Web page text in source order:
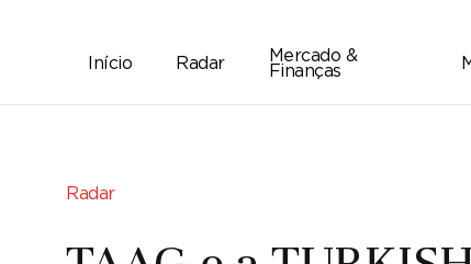
Início Radar
Mercado &
Finanças
Radar